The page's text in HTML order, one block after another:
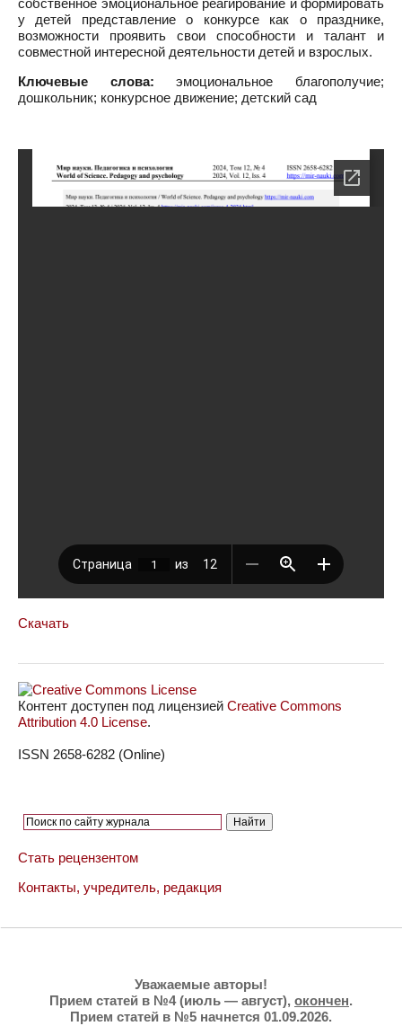
собственное эмоциональное реагирование и формировать
у детей представление о конкурсе как о празднике,
возможности проявить свои способности и талант и
совместной интересной деятельности детей и взрослых.
Ключевые слова: эмоциональное благополучие;
дошкольник; конкурсное движение; детский сад
Скачать
Контент доступен под лицензией Creative Commons
Attribution 4.0 License.
ISSN 2658-6282 (Online)
Стать рецензентом
Контакты, учредитель, редакция
Уважаемые авторы!
Прием статей в №4 (июль — август), окончен.
Прием статей в №5 начнется 01.09.2026.